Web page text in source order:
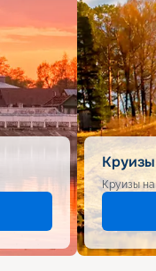
Круизы